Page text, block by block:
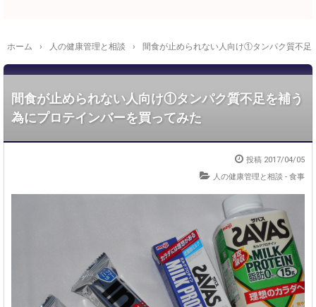
ホーム › 人の健康管理と相談 › 間食が止められない人向け①タンパク質不足
間食が止められない人向け①タンパク質不足を補う
為にプロテインバーを買ってみた
投稿 2017/04/05
人の健康管理と相談 - 食事